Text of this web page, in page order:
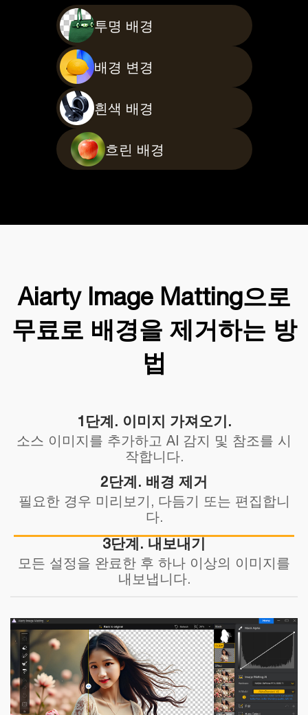
투명 배경
배경 변경
흰색 배경
흐린 배경
Aiarty Image Matting으로
무료로 배경을 제거하는 방
법
1단계. 이미지 가져오기.
소스 이미지를 추가하고 AI 감지 및 참조를 시
작합니다.
2단계. 배경 제거
필요한 경우 미리보기, 다듬기 또는 편집합니
다.
3단계. 내보내기
모든 설정을 완료한 후 하나 이상의 이미지를
내보냅니다.